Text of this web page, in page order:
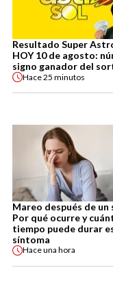
Resultado Super
HOY 10 de agosto:
signo ganador del
Hace25 minutos
Mareo después de un
Por qué ocurre y
tiempo puede durar
síntoma
Haceuna hora